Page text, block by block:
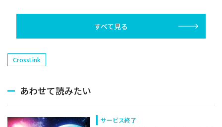
すべて見る
CrossLink
あわせて読みたい
サービス終了